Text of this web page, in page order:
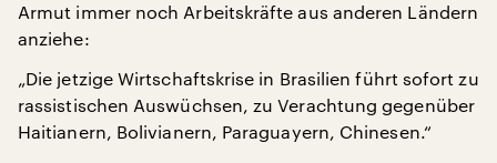
Armut immer noch Arbeitskräfte aus anderen Ländern
anziehe:
„Die jetzige Wirtschaftskrise in Brasilien führt sofort zu
rassistischen Auswüchsen, zu Verachtung gegenüber
Haitianern, Bolivianern, Paraguayern, Chinesen.“